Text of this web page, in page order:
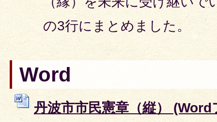
の3行にまとめました。
Word
丹波市市民憲章（縦）